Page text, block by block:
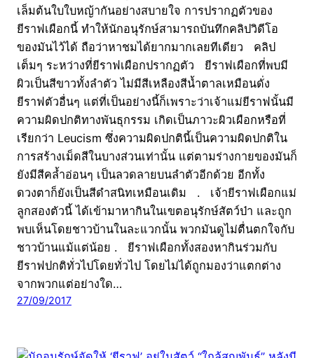
เล็มต้นใบใบหญ้ากันอย่างสบายใจ การปรากฏตัวของ
ยีราฟเผือกนี้ ทำให้นักอนุรักษ์สามารถบันทึกคลิปวิดีโอ
ของมันไว้ได้ ถือว่าหาชมได้ยากมากเลยทีเดียว คลิป
เต็มๆ ระหว่างที่ยีราฟเผือกปรากฏตัว ยีราฟเผือกที่พบมี
ผิวเป็นสีขาวทั้งลำตัว ไม่มีสีเหลืองสีน้ำตาลเหมือนดั่ง
ยีราฟตัวอื่นๆ แต่ที่เป็นอย่างนี้ก็เพราะว่าเจ้าแม่ยีราฟนั้นมี
ความผิดปกติทางพันธุกรรม เกิดเป็นภาวะผิวเผือกหรือที่
เรียกว่า Leucism ซึ่งความผิดปกตินี้เป็นความผิดปกติใน
การสร้างเม็ดสีในบางส่วนเท่านั้น แต่ตามร่างกายของมันก็
ยังมีสีคล้ำอ่อนๆ เป็นลวดลายบนลำตัวอีกด้วย อีกทั้ง
ดวงตาก็ยังเป็นสีดำสนิทเหมือนเดิม . เจ้ายีราฟเผือกแม่
ลูกสองตัวนี้ ได้เข้ามาหากินในเขตอนุรักษ์สัตว์ป่า และถูก
พบเห็นโดยชาวบ้านในละแวกนั้น พวกมันดูไม่ตื่นตกใจกับ
ชาวบ้านแม้แต่น้อย . ยีราฟเผือกทั้งสองหากินร่วมกับ
ยีราฟปกติทั่วไปโดยทั่วไป โดยไม่ได้ถูกมองว่าแตกต่าง
จากพวกแต่อย่างใด…
27/09/2017